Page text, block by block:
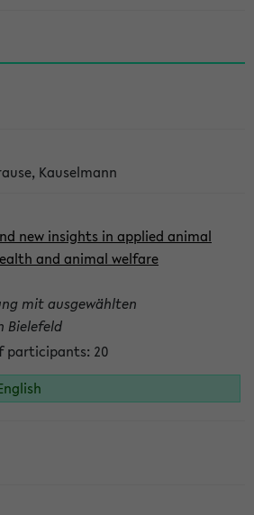
Kauselmann
new insights in applied animal
and animal welfare
mit ausgewählten
Bielefeld
participants: 20